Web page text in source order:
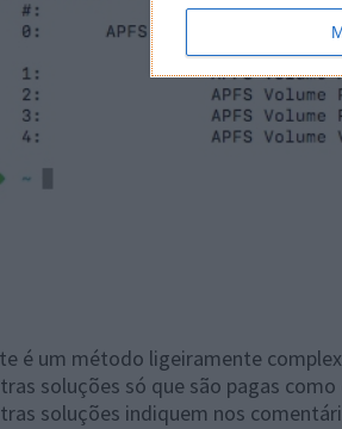
é um método ligeiramente
soluções só que são pagas como
soluções indiquem nos